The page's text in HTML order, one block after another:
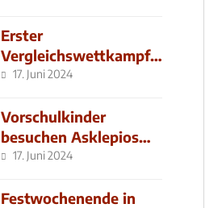
Erster
Vergleichswettkampf
seit 2019
17. Juni 2024
Vorschulkinder
besuchen Asklepios
Klinik
17. Juni 2024
Festwochenende in